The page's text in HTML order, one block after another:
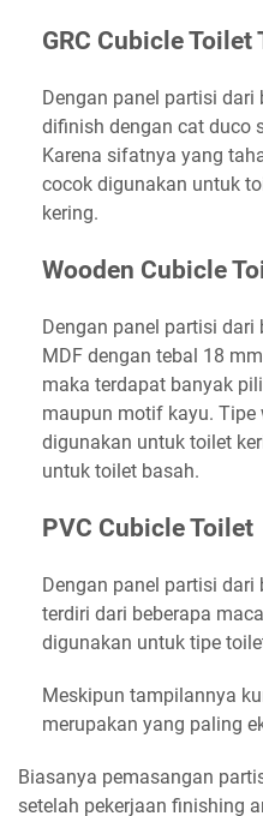
GRC Cubicle Toilet
Dengan panel partisi dari
difinish dengan cat duco
Karena sifatnya yang
cocok digunakan untuk
kering.
Wooden Cubicle
Dengan panel partisi
MDF dengan tebal 18
maka terdapat banyak
maupun motif kayu. Tipe
digunakan untuk toilet
untuk toilet basah.
PVC Cubicle Toilet
Dengan panel partisi dari
terdiri dari beberapa
digunakan untuk tipe
Meskipun tampilannya
merupakan yang paling
Biasanya pemasangan
setelah pekerjaan finishing